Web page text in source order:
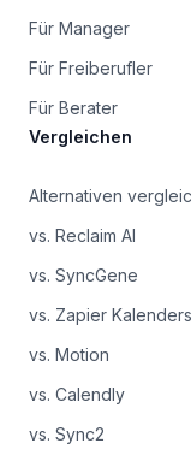
Für Manager
Für Freiberufler
Für Berater
Vergleichen
Alternativen
vs. Reclaim AI
vs. SyncGene
vs. Zapier
vs. Motion
vs. Calendly
vs. Sync2